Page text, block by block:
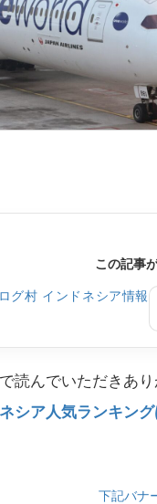
この記事
読んでいただきあ
シア人気ランキン
下記バナ